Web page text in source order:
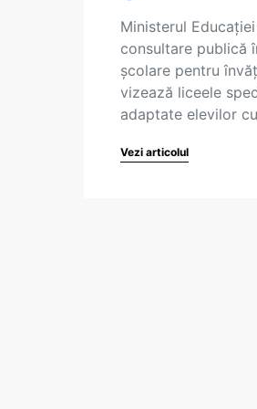
Ministerul
consultare publică
școlare pentru
vizează liceele
adaptate elevilor
Vezi articolul